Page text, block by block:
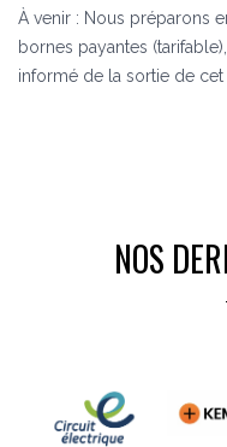
À venir : Nous préparons
bornes payantes
informé de la sortie de cet
NOS